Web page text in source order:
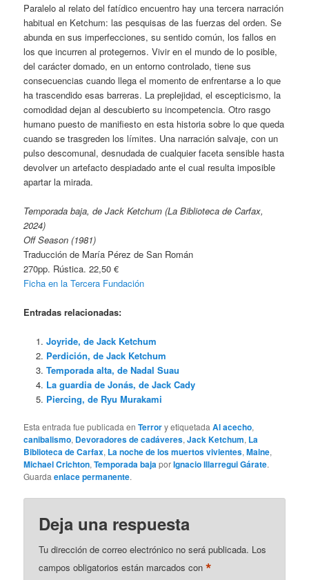
Paralelo al relato del fatídico encuentro hay una tercera narración
habitual en Ketchum: las pesquisas de las fuerzas del orden. Se
abunda en sus imperfecciones, su sentido común, los fallos en
los que incurren al protegernos. Vivir en el mundo de lo posible,
del carácter domado, en un entorno controlado, tiene sus
consecuencias cuando llega el momento de enfrentarse a lo que
ha trascendido esas barreras. La preplejidad, el escepticismo, la
comodidad dejan al descubierto su incompetencia. Otro rasgo
humano puesto de manifiesto en esta historia sobre lo que queda
cuando se trasgreden los límites. Una narración salvaje, con un
pulso descomunal, desnudada de cualquier faceta sensible hasta
devolver un artefacto despiadado ante el cual resulta imposible
apartar la mirada.
Temporada baja, de Jack Ketchum (La Biblioteca de Carfax,
2024)
Off Season (1981)
Traducción de María Pérez de San Román
270pp. Rústica. 22,50 €
Ficha en la Tercera Fundación
Entradas relacionadas:
Joyride, de Jack Ketchum
Perdición, de Jack Ketchum
Temporada alta, de Nadal Suau
La guardia de Jonás, de Jack Cady
Piercing, de Ryu Murakami
Esta entrada fue publicada enTerrory etiquetadaAl acecho,
canibalismo, Devoradores de cadáveres,Jack Ketchum, La
Biblioteca de Carfax, La noche de los muertos vivientes,Maine,
Michael Crichton,Temporada bajaporIgnacio Illarregui Gárate.
Guardaenlace permanente.
Deja una respuesta
Tu dirección de correo electrónico no será publicada. Los
campos obligatorios están marcados con*